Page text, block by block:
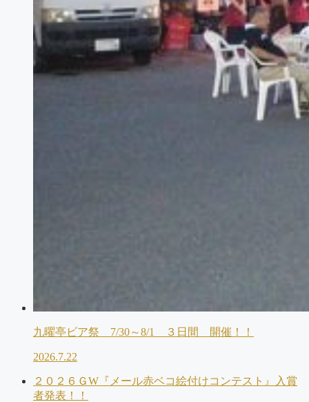
九曜亭ビア祭 7/30～8/1 ３日間 開催！！
2026.7.22
２０２６ＧW『メール赤ベコ絵付けコンテスト』入賞
者発表！！